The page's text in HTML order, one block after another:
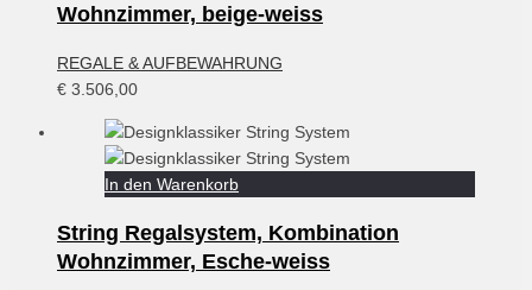
Wohnzimmer, beige-weiss
REGALE & AUFBEWAHRUNG
€ 3.506,00
In den Warenkorb
String Regalsystem, Kombination
Wohnzimmer, Esche-weiss